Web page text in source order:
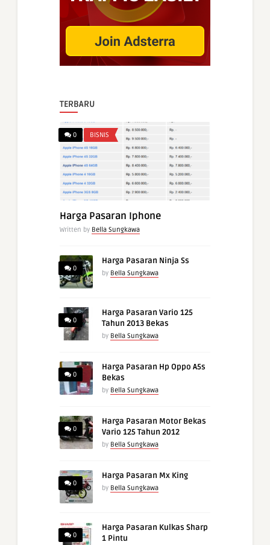
TERBARU
0 BISNIS
Harga Pasaran Iphone
Written by Bella Sungkawa
0
Harga Pasaran Ninja Ss
by Bella Sungkawa
0
Harga Pasaran Vario 125
Tahun 2013 Bekas
by Bella Sungkawa
0
Harga Pasaran Hp Oppo A5s
Bekas
by Bella Sungkawa
0
Harga Pasaran Motor Bekas
Vario 125 Tahun 2012
by Bella Sungkawa
0
Harga Pasaran Mx King
by Bella Sungkawa
0
Harga Pasaran Kulkas Sharp
1 Pintu